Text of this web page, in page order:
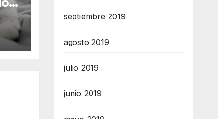
septiembre 2019
agosto 2019
julio 2019
junio 2019